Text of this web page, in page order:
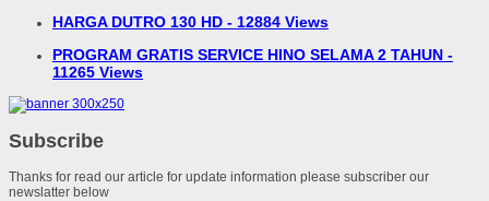
HARGA DUTRO 130 HD - 12884 Views
PROGRAM GRATIS SERVICE HINO SELAMA 2 TAHUN -
11265 Views
Subscribe
Thanks for read our article for update information please subscriber our
newslatter below